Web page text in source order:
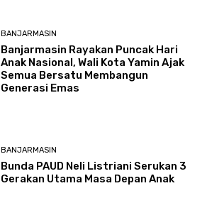
BANJARMASIN
Banjarmasin Rayakan Puncak Hari
Anak Nasional, Wali Kota Yamin Ajak
Semua Bersatu Membangun
Generasi Emas
BANJARMASIN
Bunda PAUD Neli Listriani Serukan 3
Gerakan Utama Masa Depan Anak